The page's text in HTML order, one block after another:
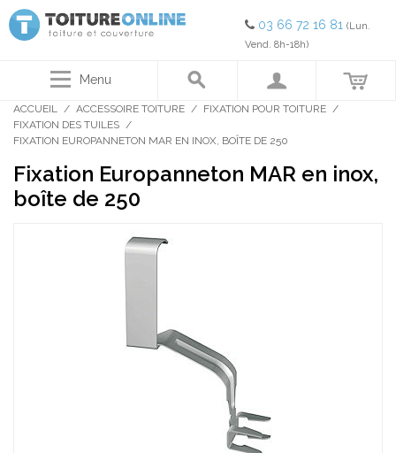
03 66 72 16 81 (Lun.
Vend. 8h-18h)
Menu
ACCUEIL / ACCESSOIRE TOITURE / FIXATION POUR TOITURE /
FIXATION DES TUILES /
FIXATION EUROPANNETON MAR EN INOX, BOÎTE DE 250
Fixation Europanneton MAR en inox,
boîte de 250